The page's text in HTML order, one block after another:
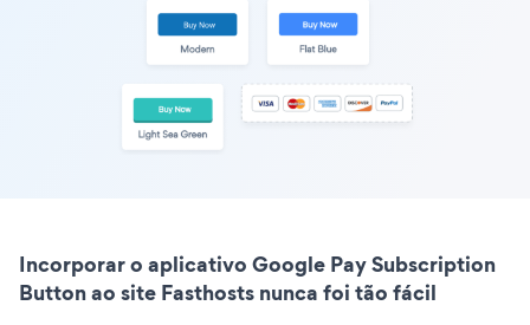
Incorporar o aplicativo Google Pay Subscription
Button ao site Fasthosts nunca foi tão fácil